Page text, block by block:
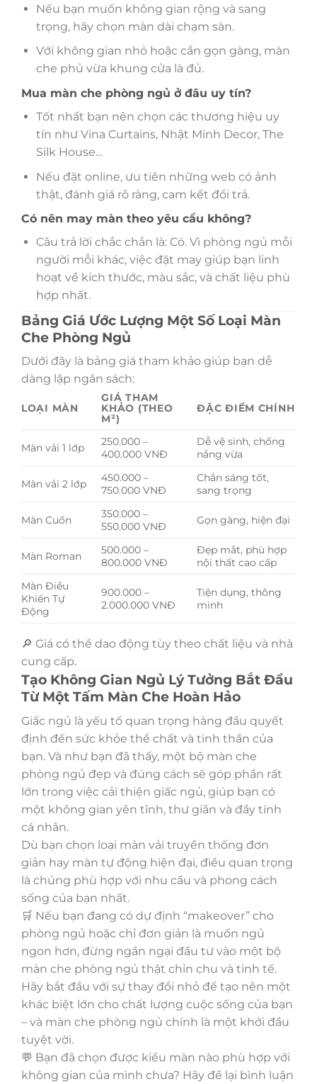
Nếu bạn muốn không gian rộng và sang
trọng, hãy chọn màn dài chạm sàn.
Với không gian nhỏ hoặc cần gọn gàng, màn
che phủ vừa khung cửa là đủ.
Mua màn che phòng ngủ ở đâu uy tín?
Tốt nhất bạn nên chọn các thương hiệu uy
tín như Vina Curtains, Nhật Minh Decor, The
Silk House…
Nếu đặt online, ưu tiên những web có ảnh
thật, đánh giá rõ ràng, cam kết đổi trả.
Có nên may màn theo yêu cầu không?
Câu trả lời chắc chắn là: Có. Vì phòng ngủ mỗi
người mỗi khác, việc đặt may giúp bạn linh
hoạt về kích thước, màu sắc, và chất liệu phù
hợp nhất.
Bảng Giá Ước Lượng Một Số Loại Màn
Che Phòng Ngủ
Dưới đây là bảng giá tham khảo giúp bạn dễ
dàng lập ngân sách:
LOẠI MÀN
GIÁ THAM
KHẢO (THEO
M²)
ĐẶC ĐIỂM CHÍNH
Màn vải 1 lớp
250.000 –
400.000 VNĐ
Dễ vệ sinh, chống
nắng vừa
Màn vải 2 lớp
450.000 –
750.000 VNĐ
Chắn sáng tốt,
sang trọng
Màn Cuốn
350.000 –
550.000 VNĐ
Gọn gàng, hiện đại
Màn Roman
500.000 –
800.000 VNĐ
Đẹp mắt, phù hợp
nội thất cao cấp
Màn Điều
Khiển Tự
Động
900.000 –
2.000.000 VNĐ
Tiện dụng, thông
minh
🔎 Giá có thể dao động tùy theo chất liệu và nhà
cung cấp.
Tạo Không Gian Ngủ Lý Tưởng Bắt Đầu
Từ Một Tấm Màn Che Hoàn Hảo
Giấc ngủ là yếu tố quan trọng hàng đầu quyết
định đến sức khỏe thể chất và tinh thần của
bạn. Và như bạn đã thấy, một bộ màn che
phòng ngủ đẹp và đúng cách sẽ góp phần rất
lớn trong việc cải thiện giấc ngủ, giúp bạn có
một không gian yên tĩnh, thư giãn và đầy tính
cá nhân.
Dù bạn chọn loại màn vải truyền thống đơn
giản hay màn tự động hiện đại, điều quan trọng
là chúng phù hợp với nhu cầu và phong cách
sống của bạn nhất.
🛒 Nếu bạn đang có dự định “makeover” cho
phòng ngủ hoặc chỉ đơn giản là muốn ngủ
ngon hơn, đừng ngần ngại đầu tư vào một bộ
màn che phòng ngủ thật chỉn chu và tinh tế.
Hãy bắt đầu với sự thay đổi nhỏ để tạo nên một
khác biệt lớn cho chất lượng cuộc sống của bạn
– và màn che phòng ngủ chính là một khởi đầu
tuyệt vời.
💬 Bạn đã chọn được kiểu màn nào phù hợp với
không gian của mình chưa? Hãy để lại bình luận